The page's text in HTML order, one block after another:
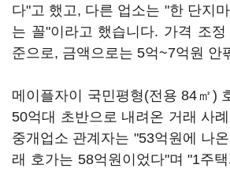
다"고 했고, 다른 업소는 "한 단지
는 꼴"이라고 했습니다. 가격 조
준으로, 금액으로는 5억~7억원 안
메이플자이 국민평형(전용 84㎡)
50억대 초반으로 내려온 거래 사
중개업소 관계자는 "53억원에 나
래 호가는 58억원이었다"며 "1주